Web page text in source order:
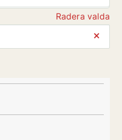
Radera valda
⨯